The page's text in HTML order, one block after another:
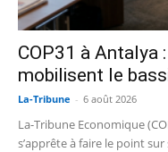
COP31 à Antalya
mobilisent le
La-Tribune - 6 août 2026
La-Tribune Economique
s’apprête à faire le point